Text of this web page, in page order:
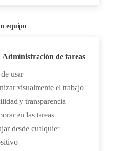
Administración de tareas
usar
visualmente el trabajo
y transparencia
en las tareas
desde cualquier
equipo